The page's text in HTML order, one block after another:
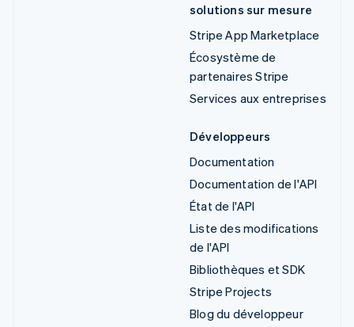
solutions sur mesure
Stripe App Marketplace
Écosystème de
partenaires Stripe
Services aux entreprises
Développeurs
Documentation
Documentation de l'API
État de l'API
Liste des modifications
de l'API
Bibliothèques et SDK
Stripe Projects
Blog du développeur